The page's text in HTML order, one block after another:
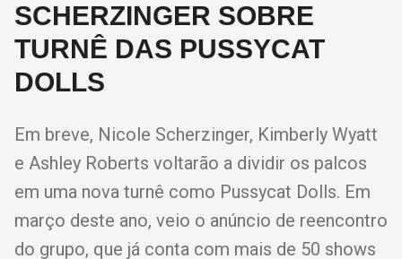
SCHERZINGER SOBRE
TURNÊ DAS PUSSYCAT
DOLLS
Em breve, Nicole Scherzinger, Kimberly Wyatt
e Ashley Roberts voltarão a dividir os palcos
em uma nova turnê como Pussycat Dolls. Em
março deste ano, veio o anúncio de reencontro
do grupo, que já conta com mais de 50 shows